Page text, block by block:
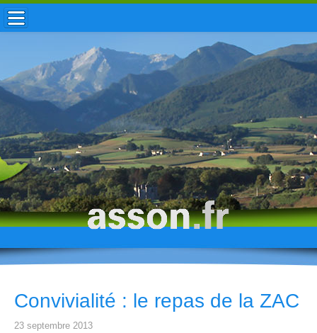
ACCUEIL / INFOS
MUNICIPALITÉ
VIE LOCALE
ENFANCE
TOURISME
HISTOIRE
Convivialité : le repas de la ZAC
23 septembre 2013